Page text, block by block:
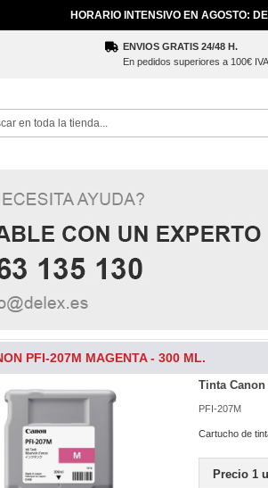
HORARIO INTENSIVO EN AGOSTO:
ENVIOS GRATIS 24/48 H.
En pedidos superiores a 100€
PFI-207M MAGENTA - 300 ML.
Tinta Canon
PFI-207M
Cartucho de
Precio 1